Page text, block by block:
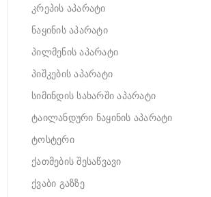
კრეპის აპარატი
ნაყინის აპარატი
პილმენის აპარატი
პიშკების აპარატი
სიმინდის სახარში აპარატი
ტაილანდური ნაყინის აპარატი
ტოსტერი
ქათმების შესაწვავი
ქვაბი გაზზე